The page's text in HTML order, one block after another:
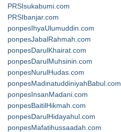
PRSIsukabumi.com
PRSIbanjar.com
ponpesIhyaUlumuddin.com
ponpesJabalRahmah.com
ponpesDarulKhairat.com
ponpesDarulMuhsinin.com
ponpesNurulHudas.com
ponpesMadinatuddiniyahBabul.com
ponpesInsanMadani.com
ponpesBaitilHikmah.com
ponpesDarulHidayahul.com
ponpesMafatihussaadah.com